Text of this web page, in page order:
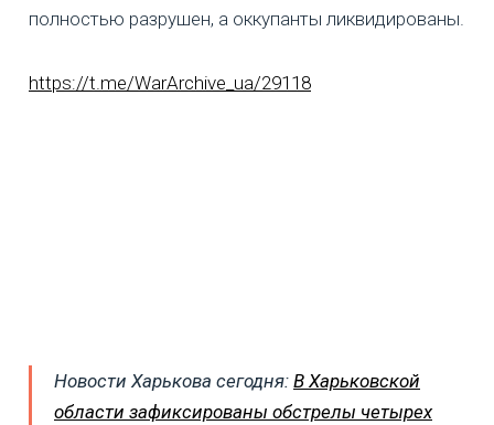
полностью разрушен, а оккупанты ликвидированы.
https://t.me/WarArchive_ua/29118
Новости Харькова сегодня: В Харьковской
области зафиксированы обстрелы четырех